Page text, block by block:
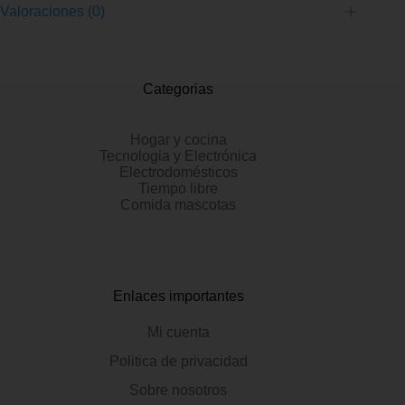
Valoraciones (0)
Categorias
Hogar y cocina
Tecnologia y Electrónica
Electrodomésticos
Tiempo libre
Comida mascotas
Enlaces importantes
Mi cuenta
Politica de privacidad
Sobre nosotros